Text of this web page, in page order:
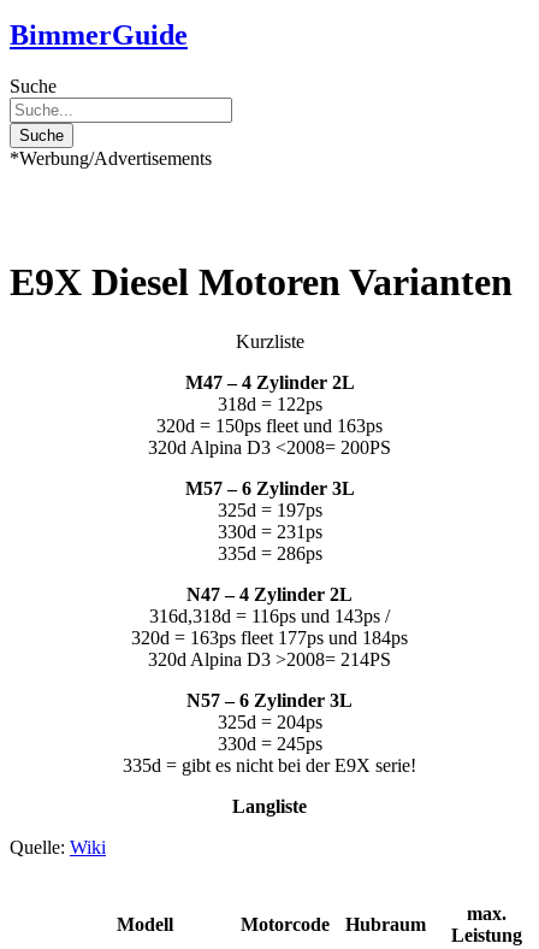
BimmerGuide
Suche
Suche
*Werbung/Advertisements
E9X Diesel Motoren Varianten
Kurzliste
M47 – 4 Zylinder 2L
318d = 122ps
320d = 150ps fleet und 163ps
320d Alpina D3 <2008= 200PS
M57 – 6 Zylinder 3L
325d = 197ps
330d = 231ps
335d = 286ps
N47 – 4 Zylinder 2L
316d,318d = 116ps und 143ps /
320d = 163ps fleet 177ps und 184ps
320d Alpina D3 >2008= 214PS
N57 – 6 Zylinder 3L
325d = 204ps
330d = 245ps
335d = gibt es nicht bei der E9X serie!
Langliste
Quelle: Wiki
Modell Motorcode Hubraum
max.
Leistung